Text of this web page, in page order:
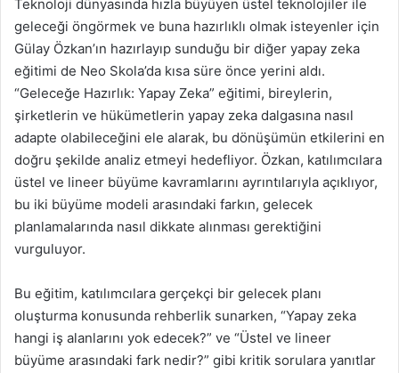
Teknoloji dünyasında hızla büyüyen üstel teknolojiler ile
geleceği öngörmek ve buna hazırlıklı olmak isteyenler için
Gülay Özkan’ın hazırlayıp sunduğu bir diğer yapay zeka
eğitimi de Neo Skola’da kısa süre önce yerini aldı.
“Geleceğe Hazırlık: Yapay Zeka” eğitimi, bireylerin,
şirketlerin ve hükümetlerin yapay zeka dalgasına nasıl
adapte olabileceğini ele alarak, bu dönüşümün etkilerini en
doğru şekilde analiz etmeyi hedefliyor. Özkan, katılımcılara
üstel ve lineer büyüme kavramlarını ayrıntılarıyla açıklıyor,
bu iki büyüme modeli arasındaki farkın, gelecek
planlamalarında nasıl dikkate alınması gerektiğini
vurguluyor.
Bu eğitim, katılımcılara gerçekçi bir gelecek planı
oluşturma konusunda rehberlik sunarken, “Yapay zeka
hangi iş alanlarını yok edecek?” ve “Üstel ve lineer
büyüme arasındaki fark nedir?” gibi kritik sorulara yanıtlar